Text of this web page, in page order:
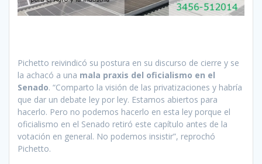
Pichetto reivindicó su postura en su discurso de cierre y se
la achacó a una mala praxis del oficialismo en el
Senado. “Comparto la visión de las privatizaciones y habría
que dar un debate ley por ley. Estamos abiertos para
hacerlo. Pero no podemos hacerlo en esta ley porque el
oficialismo en el Senado retiró este capítulo antes de la
votación en general. No podemos insistir”, reprochó
Pichetto.